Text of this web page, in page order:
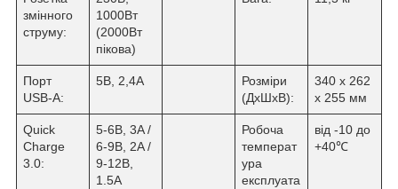
змінного
струму:
1000Вт
(2000Вт
пікова)
Порт
USB-A:
5В, 2,4А
Розміри
(ДхШхВ):
340 x 262
x 255 мм
Quick
Charge
3.0:
5-6В, 3A /
6-9В, 2A /
9-12В,
1.5A
Робоча
температ
ура
експлуата
від -10 до
+40℃